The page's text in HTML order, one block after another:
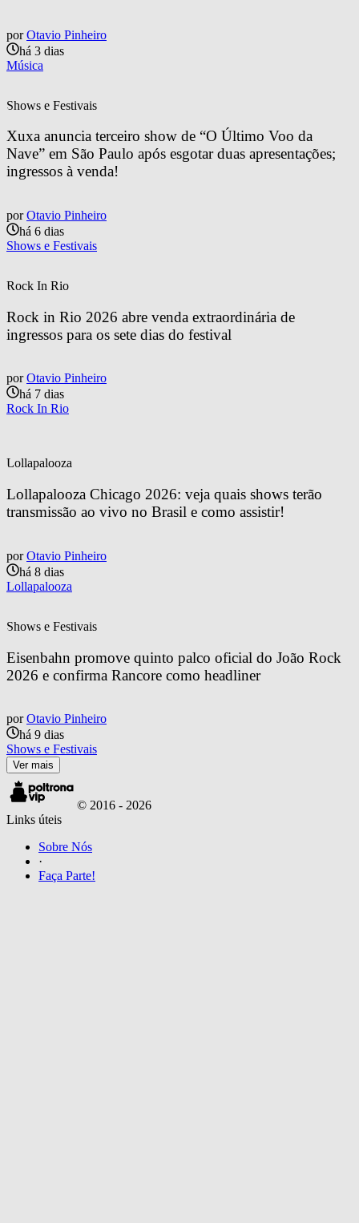
por Otavio Pinheiro
há 3 dias
Música
Shows e Festivais
Xuxa anuncia terceiro show de “O Último Voo da
Nave” em São Paulo após esgotar duas apresentações;
ingressos à venda!
por Otavio Pinheiro
há 6 dias
Shows e Festivais
Rock In Rio
Rock in Rio 2026 abre venda extraordinária de
ingressos para os sete dias do festival
por Otavio Pinheiro
há 7 dias
Rock In Rio
Lollapalooza
Lollapalooza Chicago 2026: veja quais shows terão
transmissão ao vivo no Brasil e como assistir!
por Otavio Pinheiro
há 8 dias
Lollapalooza
Shows e Festivais
Eisenbahn promove quinto palco oficial do João Rock
2026 e confirma Rancore como headliner
por Otavio Pinheiro
há 9 dias
Shows e Festivais
Ver mais
© 2016 - 2026
Links úteis
Sobre Nós
·
Faça Parte!